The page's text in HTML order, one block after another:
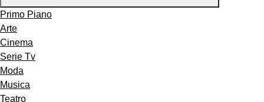
Primo Piano
Arte
Cinema
Serie Tv
Moda
Musica
Teatro